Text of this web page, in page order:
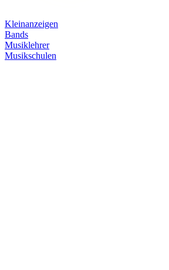
Kleinanzeigen
Bands
Musiklehrer
Musikschulen